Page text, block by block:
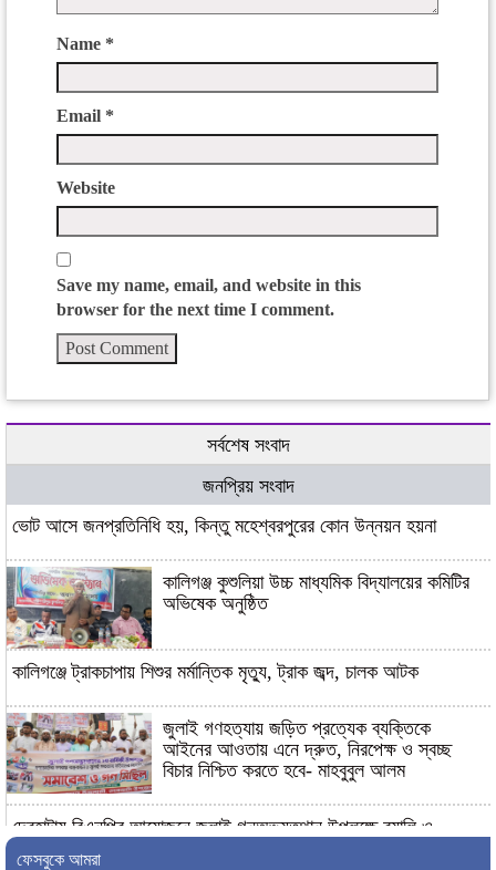
Name *
Email *
Website
Save my name, email, and website in this
browser for the next time I comment.
সর্বশেষ সংবাদ
জনপ্রিয় সংবাদ
ভোট আসে জনপ্রতিনিধি হয়, কিন্তু মহেশ্বরপুরের কোন উন্নয়ন হয়না
কালিগঞ্জ কুশুলিয়া উচ্চ মাধ্যমিক বিদ্যালয়ের কমিটির
অভিষেক অনুষ্ঠিত
কালিগঞ্জে ট্রাকচাপায় শিশুর মর্মান্তিক মৃত্যু, ট্রাক জব্দ, চালক আটক
জুলাই গণহত্যায় জড়িত প্রত্যেক ব্যক্তিকে
আইনের আওতায় এনে দ্রুত, নিরপেক্ষ ও স্বচ্ছ
বিচার নিশ্চিত করতে হবে- মাহবুবুল আলম
দেবহাটায় বিএনপির আয়োজনে জুলাই গনঅভ্যুত্থান উপলক্ষে র‍্যালি ও
ফেসবুকে আমরা